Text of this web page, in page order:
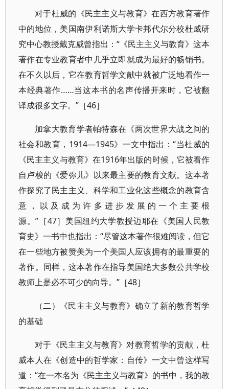
对于杜威的《民主主义与教育》在西方教育著作
中的地位，美国南伊利诺斯大学卡邦代尔分校杜威研
究中心教授戴克威曾指出：“《民主主义与教育》这本
著作在专业教育者中几乎立即就成为最好的畅销书。
在不久以后，它在教育哲学文献中就被广泛地看作一
本经典著作……当这本书的名声传播开来时，它被翻
译成很多文字。”［46］
加拿大教育学者帕特森在《两次世界大战之间的
社会和教育，1914—1945》一文中指出：“当杜威的
《民主主义与教育》在1916年出版的时候，它被看作
自卢梭的《爱弥儿》以来最主要的教育文献。这本著
作探究了民主主义、科学和工业化这些概念的教育含
意，以及成为许多进步发展的一个主要根
源。”［47］美国纽约大学教授迈耶在《美国人民教
育史》一书中也指出：“尽管这本著作很难阅读，但它
在一些地方被赞美为一个美国人应该拥有的最重要的
著作。同样，这本著作在指导美国绝大多数公共学校
教师上是必不可少的向导。”［48］
（二）《民主主义与教育》确立了新的教育哲学
的基础
对于《民主主义与教育》对教育哲学的贡献，杜
威本人在《创造中的哲学家：自传》一文中曾这样写
道：“在一本名为《民主主义与教育》的书中，我的教